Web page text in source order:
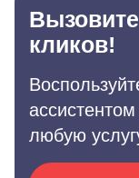
кликов!
любую